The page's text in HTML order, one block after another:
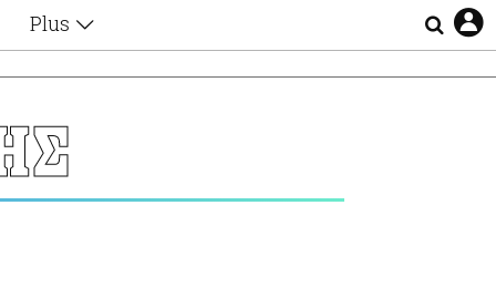
Plus
Αφιερώματα
Ζώδια